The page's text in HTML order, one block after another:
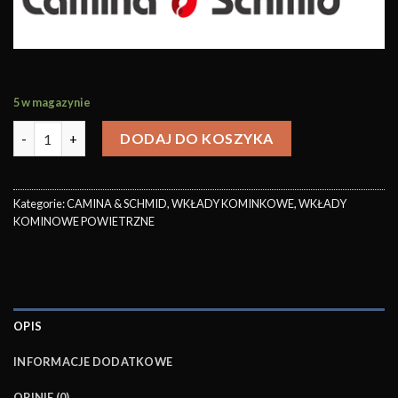
5 w magazynie
DODAJ DO KOSZYKA
Kategorie:CAMINA & SCHMID,WKŁADY KOMINKOWE,WKŁADY
KOMINOWE POWIETRZNE
OPIS
INFORMACJE DODATKOWE